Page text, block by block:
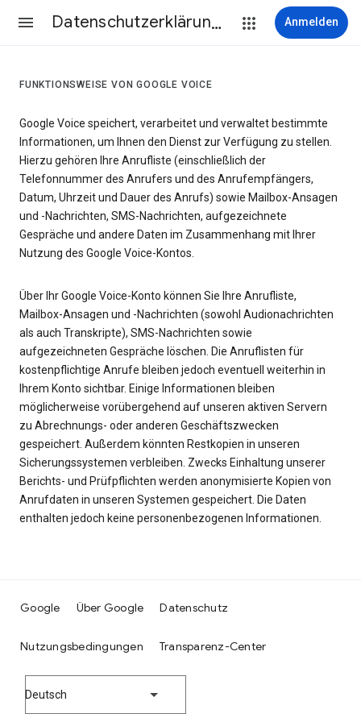
Datenschutzerklärung & Nutzungsbedingungen Anmelden
FUNKTIONSWEISE VON GOOGLE VOICE
Google Voice speichert, verarbeitet und verwaltet bestimmte
Informationen, um Ihnen den Dienst zur Verfügung zu stellen.
Hierzu gehören Ihre Anrufliste (einschließlich der
Telefonnummer des Anrufers und des Anrufempfängers,
Datum, Uhrzeit und Dauer des Anrufs) sowie Mailbox-Ansagen
und -Nachrichten, SMS-Nachrichten, aufgezeichnete
Gespräche und andere Daten im Zusammenhang mit Ihrer
Nutzung des Google Voice-Kontos.
Über Ihr Google Voice-Konto können Sie Ihre Anrufliste,
Mailbox-Ansagen und -Nachrichten (sowohl Audionachrichten
als auch Transkripte), SMS-Nachrichten sowie
aufgezeichneten Gespräche löschen. Die Anruflisten für
kostenpflichtige Anrufe bleiben jedoch eventuell weiterhin in
Ihrem Konto sichtbar. Einige Informationen bleiben
möglicherweise vorübergehend auf unseren aktiven Servern
zu Abrechnungs- oder anderen Geschäftszwecken
gespeichert. Außerdem könnten Restkopien in unseren
Sicherungssystemen verbleiben. Zwecks Einhaltung unserer
Berichts- und Prüfpflichten werden anonymisierte Kopien von
Anrufdaten in unseren Systemen gespeichert. Die Daten
enthalten jedoch keine personenbezogenen Informationen.
Google Über Google Datenschutz
Nutzungsbedingungen Transparenz-Center
Deutsch